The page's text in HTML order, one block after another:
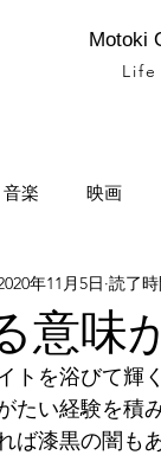
Motoki
Life
音楽 映画
パラスポーツ
意味
年11月5日 読了
トを浴びて輝
たい経験を積
ば漆黒の闇もあ